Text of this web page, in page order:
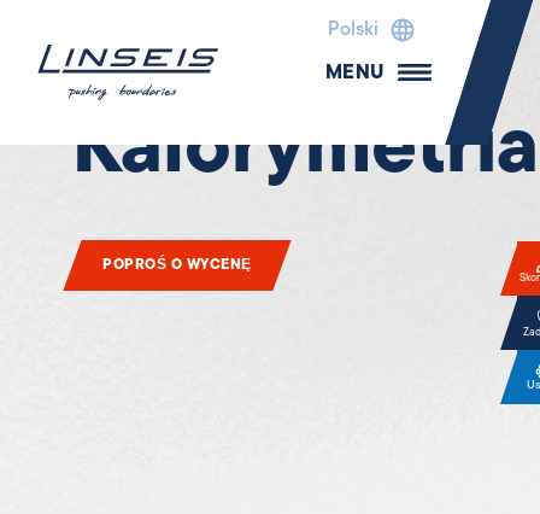
Polski
MENU
Kalorymetria
POPROŚ O WYCENĘ